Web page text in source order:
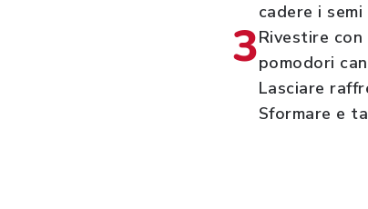
cadere i
3Rivestire
pomodori
Lasciare
Sformare e